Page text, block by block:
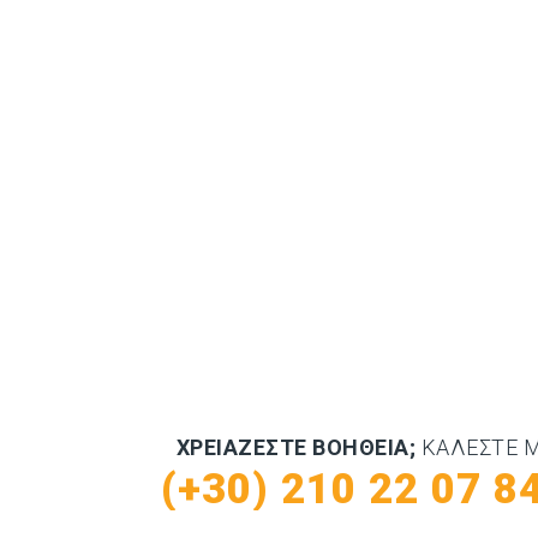
ΧΡΕΙΆΖΕΣΤΕ ΒΟΉΘΕΙΑ; ΚΑΛΈΣΤΕ
(+30) 210 22 07